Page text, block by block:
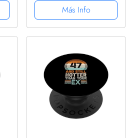
PopGrip Intercambiable
Más Info